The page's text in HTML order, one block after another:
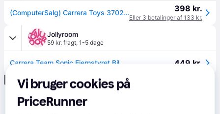
(ComputerSalg) Carrera Toys 370201061, Bil, 6 År, Lithium jern fosfat (LiFePO4), 700 mAh 398 kr.
Eller 3 betalinger af 133 kr.
Jollyroom
59 kr. fragt, 1-5 dage
Carrera Team Sonic Fjernstyret Bil 449 kr.
Annonce
Vi bruger cookies på
PriceRunner